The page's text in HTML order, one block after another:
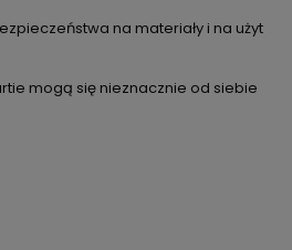
na materiały i na użyt
mogą się nieznacznie od siebie